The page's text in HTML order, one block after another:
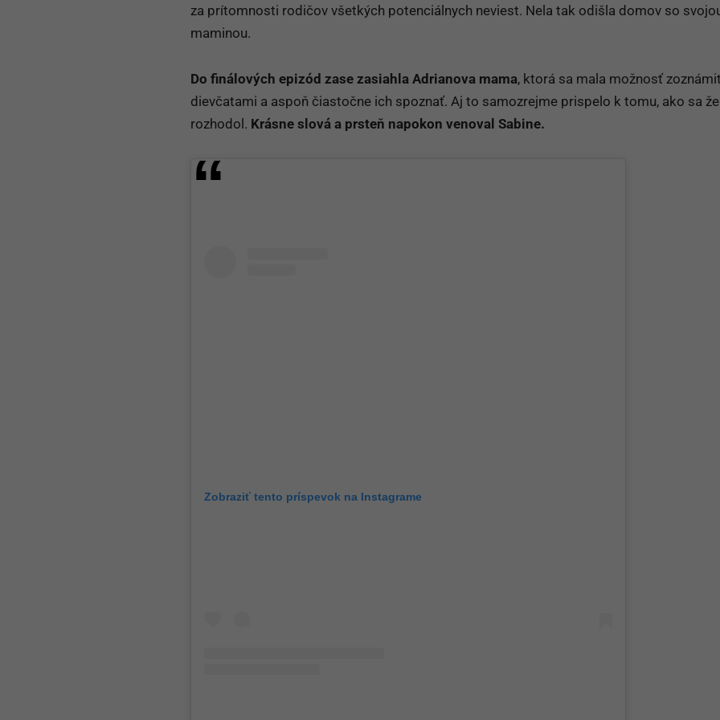
za prítomnosti rodičov všetkých potenciálnych neviest. Nela tak odišla domov so
maminou.
Do finálových epizód zase zasiahla Adrianova mama, ktorá sa mala možnosť
dievčatami a aspoň čiastočne ich spoznať. Aj to samozrejme prispelo k tomu, ako sa
rozhodol. Krásne slová a prsteň napokon venoval Sabine.
Zobraziť tento príspevok na Instagrame